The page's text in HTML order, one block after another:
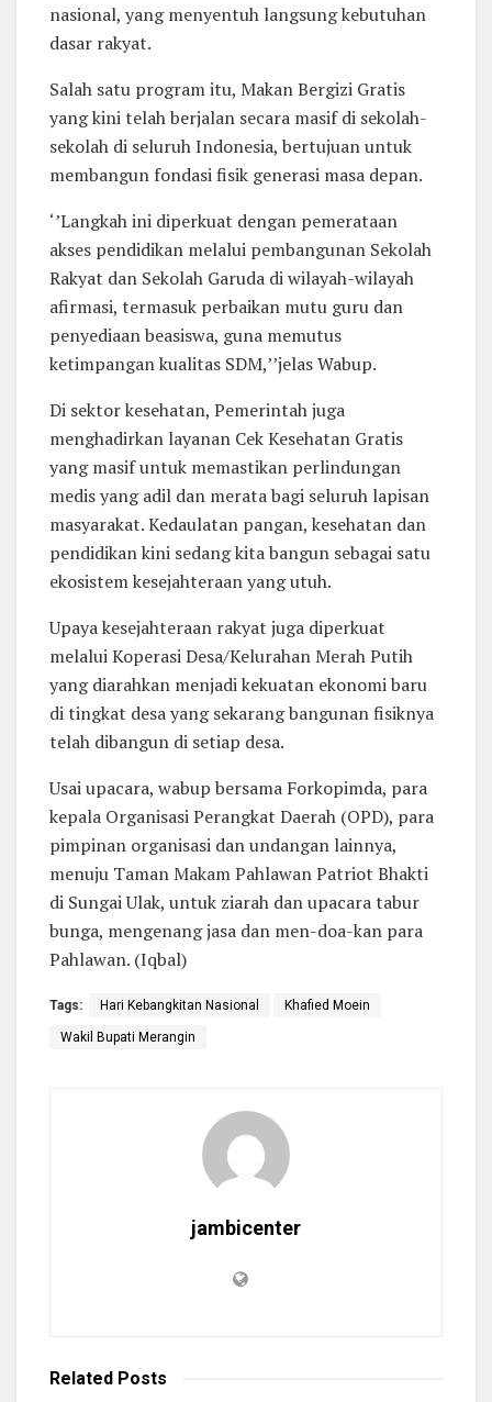
nasional, yang menyentuh langsung kebutuhan
dasar rakyat.
Salah satu program itu, Makan Bergizi Gratis
yang kini telah berjalan secara masif di sekolah-
sekolah di seluruh Indonesia, bertujuan untuk
membangun fondasi fisik generasi masa depan.
‘’Langkah ini diperkuat dengan pemerataan
akses pendidikan melalui pembangunan Sekolah
Rakyat dan Sekolah Garuda di wilayah-wilayah
afirmasi, termasuk perbaikan mutu guru dan
penyediaan beasiswa, guna memutus
ketimpangan kualitas SDM,’’jelas Wabup.
Di sektor kesehatan, Pemerintah juga
menghadirkan layanan Cek Kesehatan Gratis
yang masif untuk memastikan perlindungan
medis yang adil dan merata bagi seluruh lapisan
masyarakat. Kedaulatan pangan, kesehatan dan
pendidikan kini sedang kita bangun sebagai satu
ekosistem kesejahteraan yang utuh.
Upaya kesejahteraan rakyat juga diperkuat
melalui Koperasi Desa/Kelurahan Merah Putih
yang diarahkan menjadi kekuatan ekonomi baru
di tingkat desa yang sekarang bangunan fisiknya
telah dibangun di setiap desa.
Usai upacara, wabup bersama Forkopimda, para
kepala Organisasi Perangkat Daerah (OPD), para
pimpinan organisasi dan undangan lainnya,
menuju Taman Makam Pahlawan Patriot Bhakti
di Sungai Ulak, untuk ziarah dan upacara tabur
bunga, mengenang jasa dan men-doa-kan para
Pahlawan. (Iqbal)
Tags: Hari Kebangkitan Nasional Khafied Moein
Wakil Bupati Merangin
jambicenter
Related Posts